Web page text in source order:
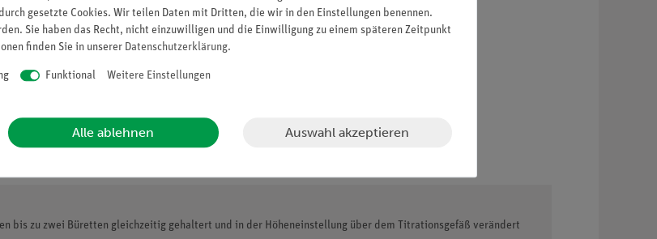
bis zu zwei Büretten gleichzeitig gehaltert und in der Höheneinstellung über dem Titrationsgefäß verändert
gesetzte Cookies. Wir teilen Daten mit Dritten, die wir in den Einstellungen benennen.
Sie haben das Recht, nicht einzuwilligen und die Einwilligung zu einem späteren Zeitpunkt
finden Sie in unserer Daten­schutz­erklärung.
Funktional Weitere Einstellungen
Alle ablehnen Auswahl akzeptieren